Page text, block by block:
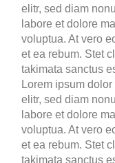
elitr, sed diam
labore et dolore
voluptua. At vero
et ea rebum. Stet
takimata sanctus
Lorem ipsum
elitr, sed diam
labore et dolore
voluptua. At vero
et ea rebum. Stet
takimata sanctus